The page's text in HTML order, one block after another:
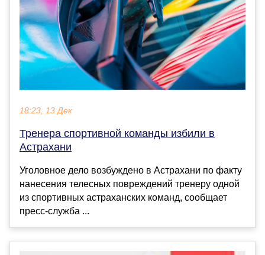
18:23, 13 Дек
Тренера спортивной команды избили в
Астрахани
Уголовное дело возбуждено в Астрахани по факту
нанесения телесных повреждений тренеру одной
из спортивных астраханских команд, сообщает
пресс-служба ...